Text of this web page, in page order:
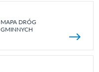
MAPA DRÓG
GMINNYCH